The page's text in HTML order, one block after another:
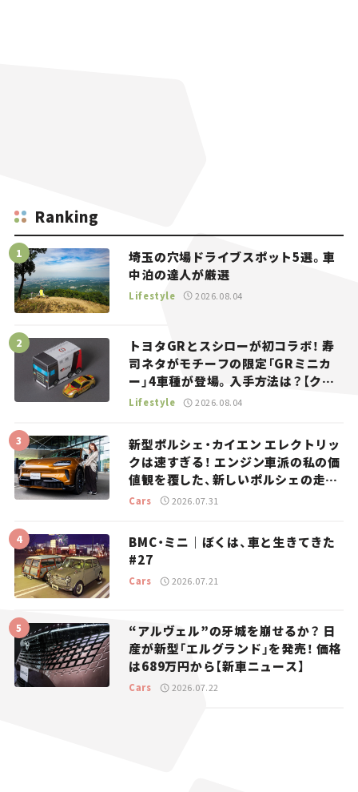
Ranking
埼玉の穴場ドライブスポット5選。車
中泊の達人が厳選
Lifestyle 2026.08.04
トヨタGRとスシローが初コラボ！ 寿
司ネタがモチーフの限定「GRミニカ
ー」4車種が登場。入手方法は？【クル
マとホビー】
Lifestyle 2026.08.04
新型ポルシェ・カイエン エレクトリッ
クは速すぎる！ エンジン車派の私の価
値観を覆した、新しいポルシェの走
り。
Cars 2026.07.31
BMC・ミニ｜ぼくは、車と生きてきた
#27
Cars 2026.07.21
“アルヴェル”の牙城を崩せるか？ 日
産が新型「エルグランド」を発売！ 価格
は689万円から【新車ニュース】
Cars 2026.07.22